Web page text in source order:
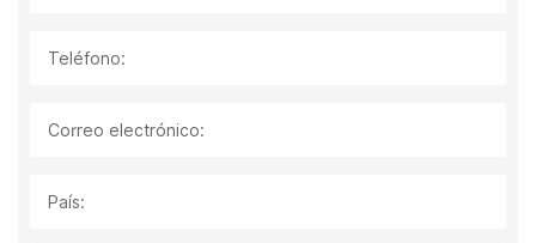
Teléfono:
Correo electrónico:
País: